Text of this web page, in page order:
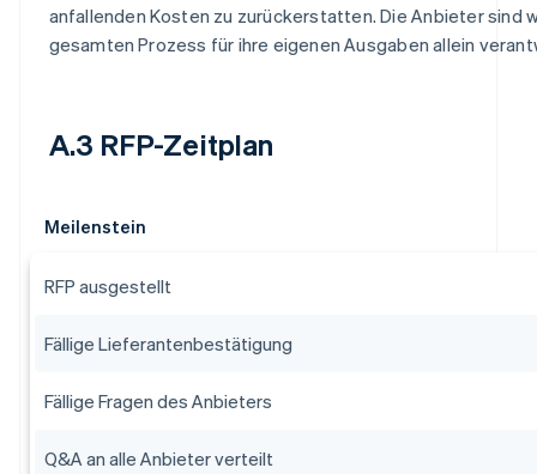
anfallenden Kosten zu zurückerstatten. Die Anbieter sind
gesamten Prozess für ihre eigenen Ausgaben allein
A.3 RFP-Zeitplan
Meilenstein
RFP ausgestellt
Fällige Lieferantenbestätigung
Fällige Fragen des Anbieters
Q&A an alle Anbieter verteilt